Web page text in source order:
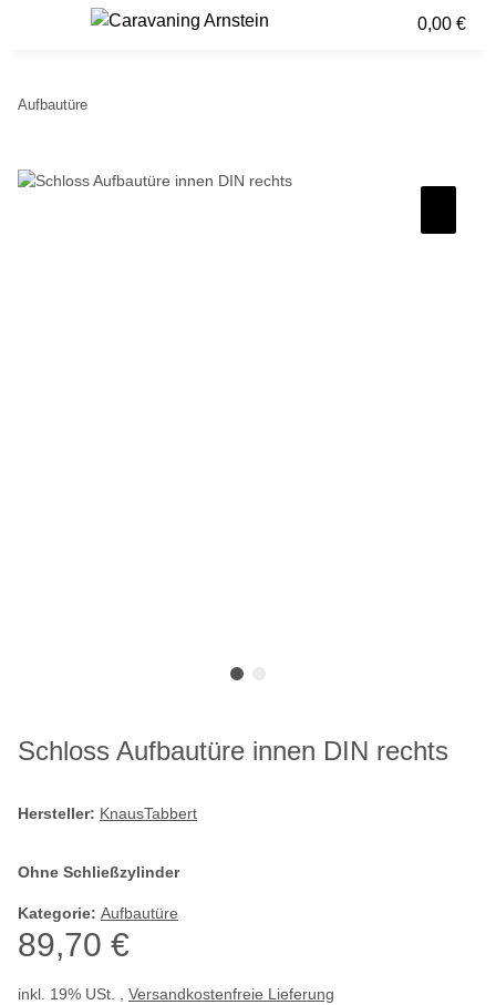
0,00 €
Aufbautüre
Schloss Aufbautüre innen DIN rechts
Hersteller: KnausTabbert
Ohne Schließzylinder
Kategorie: Aufbautüre
89,70 €
inkl. 19% USt. , Versandkostenfreie Lieferung